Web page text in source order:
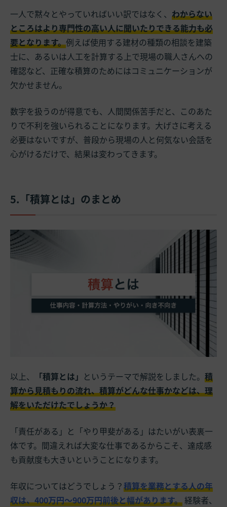
一人で黙々とやっていればいい訳ではなく、 わからない
ところはより専門性の高い人に聞いたりできる能力も必
要となります。例えば使用する建材の種類の相談を建築
士に、あるいは人工を計算する上で現場の職人さんへの
確認など、正確な積算のためにはコミュニケーションが
欠かせません。
数字を扱うのが得意でも、人間関係苦手だと、このあた
りで不利を強いられることになります。大げさに考える
必要はないですが、普段から現場の人と何気ない会話を
心がけるだけで、結果は変わってきます。
5.「積算とは」のまとめ
以上、 「積算とは」 というテーマで解説をしました。 積
算から見積もりの流れ、積算がどんな仕事かなどは、理
解をいただけたでしょうか？
「責任がある」と「やり甲斐がある」はたいがい表裏一
体です。間違えれば大変な仕事であるからこそ、達成感
も貢献度も大きいということになります。
年収についてはどうでしょう？積算を業務とする人の年
収は、400万円～900万円前後と幅があります。経験者、